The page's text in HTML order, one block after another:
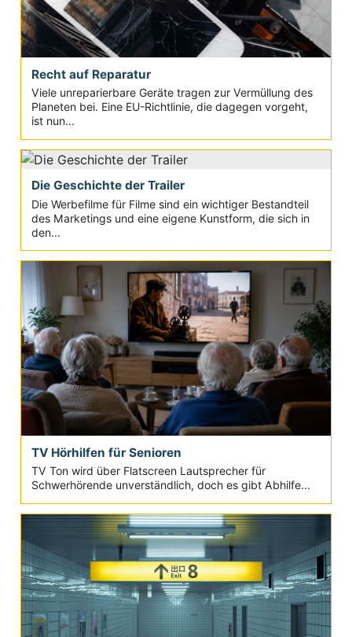
Recht auf Reparatur
Viele unreparierbare Geräte tragen zur Vermüllung des
Planeten bei. Eine EU-Richtlinie, die dagegen vorgeht,
ist nun...
Die Geschichte der Trailer
Die Werbefilme für Filme sind ein wichtiger Bestandteil
des Marketings und eine eigene Kunstform, die sich in
den...
TV Hörhilfen für Senioren
TV Ton wird über Flatscreen Lautsprecher für
Schwerhörende unverständlich, doch es gibt Abhilfe...